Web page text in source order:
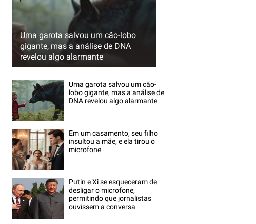
Uma garota salvou um cão-lobo
gigante, mas a análise de DNA
revelou algo alarmante
Uma garota salvou um cão-
lobo gigante, mas a análise de
DNA revelou algo alarmante
Em um casamento, seu filho
insultou a mãe, e ela tirou o
microfone
Putin e Xi se esqueceram de
desligar o microfone,
permitindo que jornalistas
ouvissem a conversa